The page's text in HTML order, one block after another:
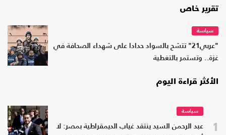
تقرير خاص
سياسة
"عربي21" تتشح بالسواد حدادا على شهداء الصحافة في
غزة.. وتستمر بالتغطية
الأكثر قراءة اليوم
1
سياسة
عبد الرحمن السيد ينتقد غياب الديمقراطية بمصر: لا